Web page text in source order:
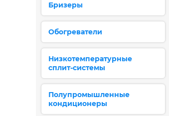
Бризеры
Обогреватели
Низкотемпературные
сплит-системы
Полупромышленные
кондиционеры